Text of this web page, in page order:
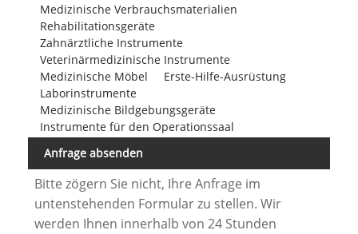
Medizinische Verbrauchsmaterialien
Rehabilitationsgeräte
Zahnärztliche Instrumente
Veterinärmedizinische Instrumente
Medizinische Möbel
Erste-Hilfe-Ausrüstung
Laborinstrumente
Medizinische Bildgebungsgeräte
Instrumente für den Operationssaal
Anfrage absenden
Bitte zögern Sie nicht, Ihre Anfrage im
untenstehenden Formular zu stellen. Wir
werden Ihnen innerhalb von 24 Stunden